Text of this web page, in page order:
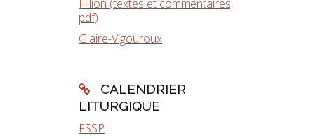
Fillion (textes et commentaires,
pdf)
Glaire-Vigouroux
CALENDRIER
LITURGIQUE
FSSP